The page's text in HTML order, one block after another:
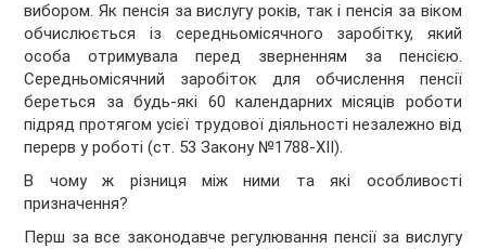
вибором. Як пенсія за вислугу років, так і пенсія за віком
обчислюється із середньомісячного заробітку, який
особа отримувала перед зверненням за пенсією.
Середньомісячний заробіток для обчислення пенсії
береться за будь-які 60 календарних місяців роботи
підряд протягом усієї трудової діяльності незалежно від
перерв у роботі (ст. 53 Закону №1788-XII).
В чому ж різниця між ними та які особливості
призначення?
Перш за все законодавче регулювання пенсії за вислугу